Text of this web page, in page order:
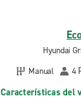
Hyundai
Manual
4
Características del